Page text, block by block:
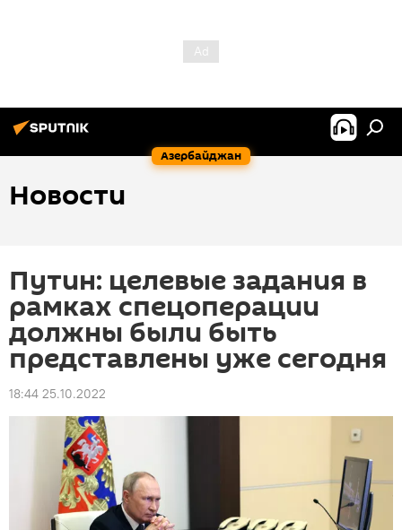
Азербайджан
Новости
Путин: целевые задания в
рамках спецоперации
должны были быть
представлены уже сегодня
18:44 25.10.2022